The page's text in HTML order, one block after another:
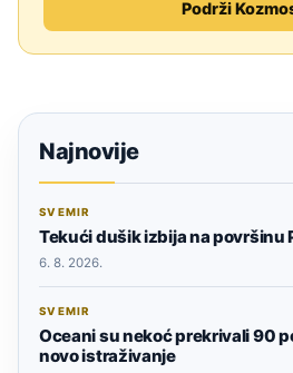
Podrži
Najnovije
SVEMIR
Tekući dušik izbija na površinu
6. 8. 2026.
SVEMIR
Oceani su nekoć prekrivali 90
novo istraživanje